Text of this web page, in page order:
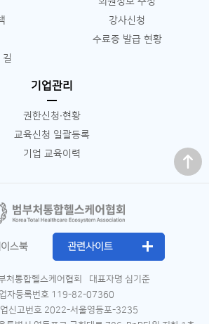
강사신청
수료증 발급 현황
기업관리
권한신청∙현황
교육신청 일괄등록
기업 교육이력
맨 위로
스북 관련사이트
처통합헬스케어협회
대표자명 심기준
자등록번호 119-82-07360
신고번호 2022-서울영등포-3235